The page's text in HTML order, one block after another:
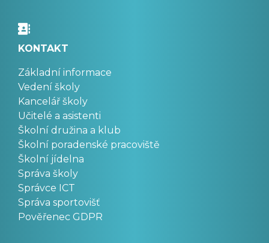
KONTAKT
Základní informace
Vedení školy
Kancelář školy
Učitelé a asistenti
Školní družina a klub
Školní poradenské pracoviště
Školní jídelna
Správa školy
Správce ICT
Správa sportovišť
Pověřenec GDPR